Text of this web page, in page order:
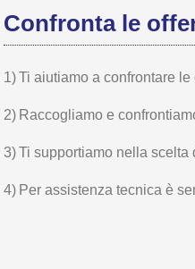
Confronta le
1)Ti aiutiamo a confrontare
2) Raccogliamo e
3)Ti supportiamo nella scelta
4) Per assistenza tecnica è